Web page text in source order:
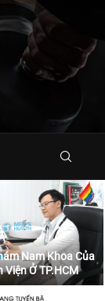
Nam Khoa Của
Viện Ở TP.HCM